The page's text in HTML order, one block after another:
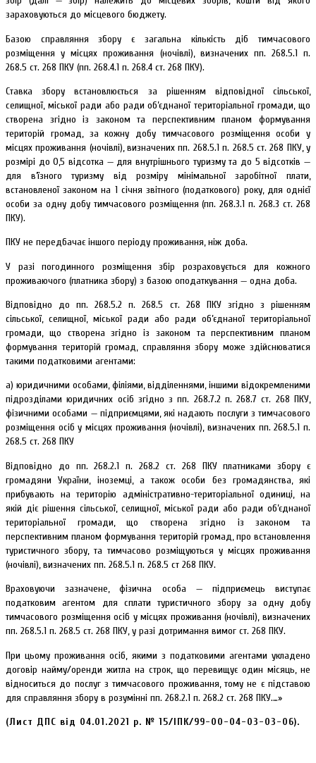
зараховуються до місцевого бюджету.
Базою справляння збору є загальна кількість діб тимчасового
розміщення у місцях проживання (ночівлі), визначених пп. 268.5.1 п.
268.5 ст. 268 ПКУ (пп. 268.4.1 п. 268.4 ст. 268 ПКУ).
Ставка збору встановлюється за рішенням відповідної сільської,
селищної, міської ради або ради об’єднаної територіальної громади, що
створена згідно із законом та перспективним планом формування
територій громад, за кожну добу тимчасового розміщення особи у
місцях проживання (ночівлі), визначених пп. 268.5.1 п. 268.5 ст. 268 ПКУ, у
розмірі до 0,5 відсотка — для внутрішнього туризму та до 5 відсотків —
для в’їзного туризму від розміру мінімальної заробітної плати,
встановленої законом на 1 січня звітного (податкового) року, для однієї
особи за одну добу тимчасового розміщення (пп. 268.3.1 п. 268.3 ст. 268
ПКУ).
ПКУ не передбачає іншого періоду проживання, ніж доба.
У разі погодинного розміщення збір розраховується для кожного
проживаючого (платника збору) з базою оподаткування — одна доба.
Відповідно до пп. 268.5.2 п. 268.5 ст. 268 ПКУ згідно з рішенням
сільської, селищної, міської ради або ради об’єднаної територіальної
громади, що створена згідно із законом та перспективним планом
формування територій громад, справляння збору може здійснюватися
такими податковими агентами:
а) юридичними особами, філіями, відділеннями, іншими відокремленими
підрозділами юридичних осіб згідно з пп. 268.7.2 п. 268.7 ст. 268 ПКУ,
фізичними особами — підприємцями, які надають послуги з тимчасового
розміщення осіб у місцях проживання (ночівлі), визначених пп. 268.5.1 п.
268.5 ст. 268 ПКУ
Відповідно до пп. 268.2.1 п. 268.2 ст. 268 ПКУ платниками збору є
громадяни України, іноземці, а також особи без громадянства, які
прибувають на територію адміністративно-територіальної одиниці, на
якій діє рішення сільської, селищної, міської ради або ради об’єднаної
територіальної громади, що створена згідно із законом та
перспективним планом формування територій громад, про встановлення
туристичного збору, та тимчасово розміщуються у місцях проживання
(ночівлі), визначених пп. 268.5.1 п. 268.5 ст 268 ПКУ.
Враховуючи зазначене, фізична особа — підприємець виступає
податковим агентом для сплати туристичного збору за одну добу
тимчасового розміщення осіб у місцях проживання (ночівлі), визначених
пп. 268.5.1 п. 268.5 ст. 268 ПКУ, у разі дотримання вимог ст. 268 ПКУ.
При цьому проживання осіб, якими з податковими агентами укладено
договір найму/оренди житла на строк, що перевищує один місяць, не
відноситься до послуг з тимчасового проживання, тому не є підставою
для справляння збору в розумінні пп. 268.2.1 п. 268.2 ст. 268 ПКУ.…»
(Лист ДПС від 04.01.2021 р. № 15/ІПК/99-00-04-03-03-06).